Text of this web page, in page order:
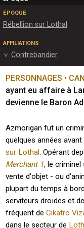
EPOQUE
Rébellion sur Lothal
AFFILIATIONS
Contrebandier
PERSONNAGES •
ayant eu affaire à
devienne le Baron
Azmorigan fut un
quelques années avant
sur Lothal. Opérant
Merchant 1, le criminel
vente d'objet - ou
plupart du temps à
serviteurs droïdes et
fréquent deCikatro
dans le secteur de